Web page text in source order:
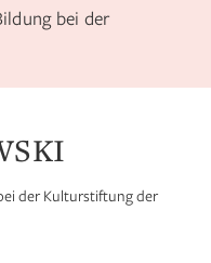
bei der
der Kulturstiftung der